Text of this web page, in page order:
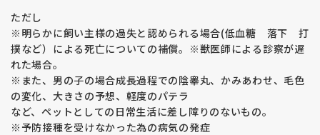
ただし
※明らかに飼い主様の過失と認められる場合(低血糖 落下 打
撲など）による死亡についての補償。※獣医師による診察が遅
れた場合。
※また、男の子の場合成長過程での陰睾丸、かみあわせ、毛色
の変化、大きさの予想、軽度のパテラ
など、ペットとしての日常生活に差し障りのないもの。
※予防接種を受けなかった為の病気の発症